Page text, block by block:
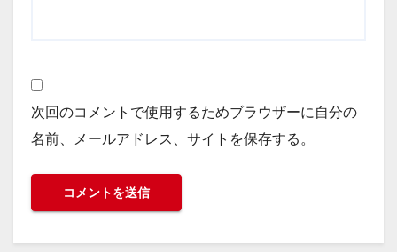
次回のコメントで使用するためブラウザーに自分の
名前、メールアドレス、サイトを保存する。